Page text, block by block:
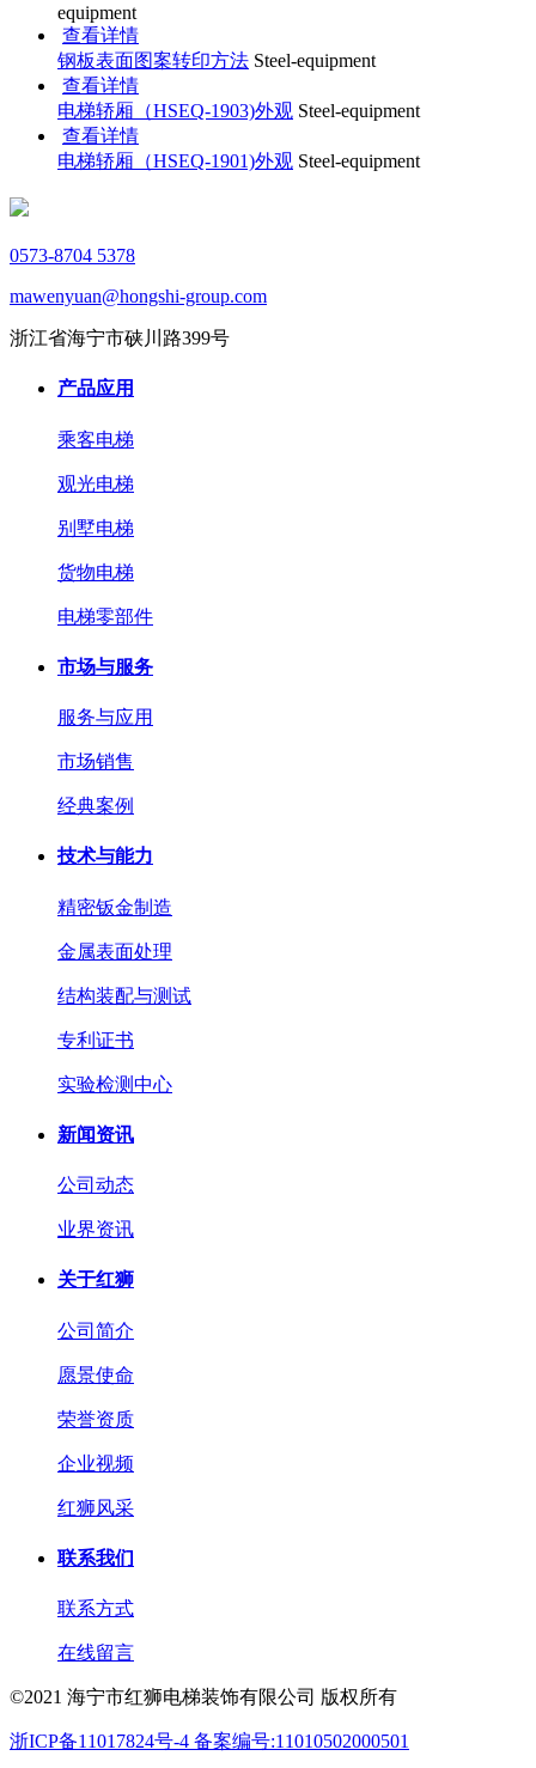
equipment
查看详情
钢板表面图案转印方法 Steel-equipment
查看详情
电梯轿厢（HSEQ-1903)外观 Steel-equipment
查看详情
电梯轿厢（HSEQ-1901)外观 Steel-equipment
0573-8704 5378
mawenyuan@hongshi-group.com
浙江省海宁市硖川路399号
产品应用
乘客电梯
观光电梯
别墅电梯
货物电梯
电梯零部件
市场与服务
服务与应用
市场销售
经典案例
技术与能力
精密钣金制造
金属表面处理
结构装配与测试
专利证书
实验检测中心
新闻资讯
公司动态
业界资讯
关于红狮
公司简介
愿景使命
荣誉资质
企业视频
红狮风采
联系我们
联系方式
在线留言
©2021 海宁市红狮电梯装饰有限公司 版权所有
浙ICP备11017824号-4 备案编号:11010502000501